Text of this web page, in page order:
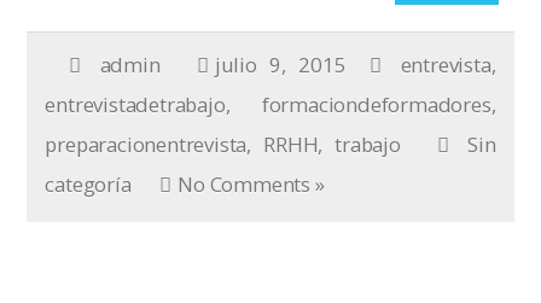
admin julio 9, 2015 entrevista,
entrevistadetrabajo, formaciondeformadores,
preparacionentrevista, RRHH,trabajo
Sin
categoría
No Comments »